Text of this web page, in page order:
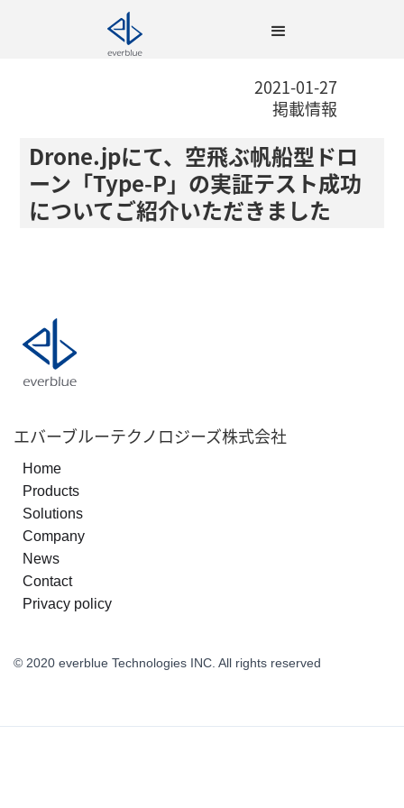
2021-01-27
掲載情報
Drone.jpにて、空飛ぶ帆船型ドロ
ーン「Type-P」の実証テスト成功
についてご紹介いただきました
エバーブルーテクノロジーズ株式会社
Home
Products
Solutions
Company
News
Contact
Privacy policy
© 2020 everblue Technologies INC. All rights reserved